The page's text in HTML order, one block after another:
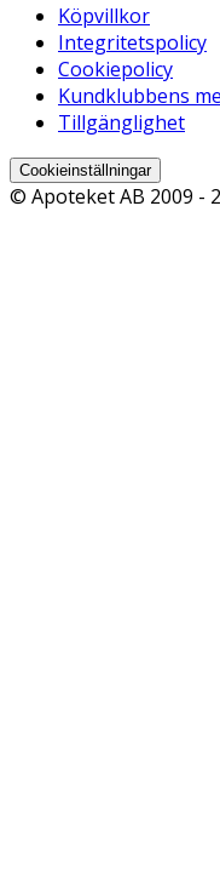
Köpvillkor
Integritetspolicy
Cookiepolicy
Kundklubbens
Tillgänglighet
Cookieinställningar
© Apoteket AB 2009 -